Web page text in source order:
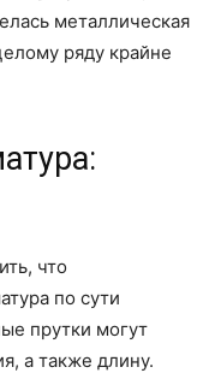
металлическая
ряду крайне
что
по сути
прутки могут
а также длину.